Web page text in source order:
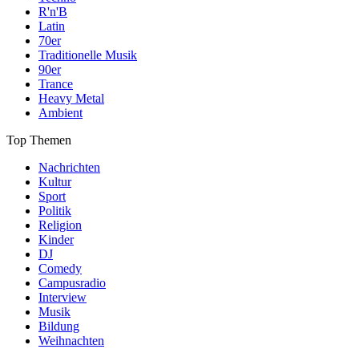
R'n'B
Latin
70er
Traditionelle Musik
90er
Trance
Heavy Metal
Ambient
Top Themen
Nachrichten
Kultur
Sport
Politik
Religion
Kinder
DJ
Comedy
Campusradio
Interview
Musik
Bildung
Weihnachten